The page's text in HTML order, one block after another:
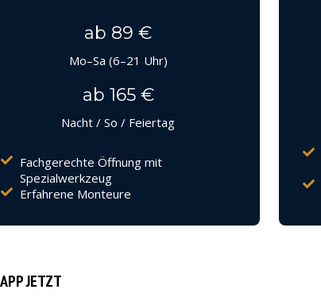
ab 89 €
Mo–Sa (6–21 Uhr)
ab 165 €
Nacht / So / Feiertag
Fachgerechte Öffnung mit
Spezialwerkzeug
Erfahrene Monteure
JETZT